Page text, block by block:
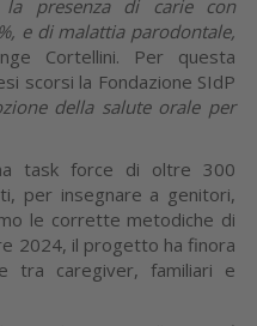
presenza di carie con
e di malattia parodontale,
Cortellini. Per questa
scorsi la Fondazione SIdP
della salute orale per
task force di oltre 300
per insegnare a genitori,
le corrette metodiche di
2024, il progetto ha finora
tra caregiver, familiari e